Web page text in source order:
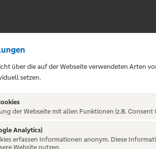
über die auf der Webseite verwendeten Arten
setzen.
der Webseite mit allen Funktionen (z.B.
Analytics)
erfassen Informationen anonym. Diese